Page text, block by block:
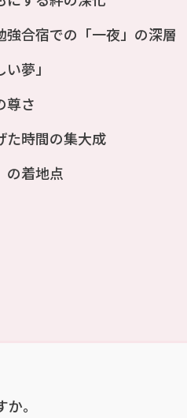
合宿での「一夜」の深層
夢」
尊さ
た時間の集大成
の着地点
。